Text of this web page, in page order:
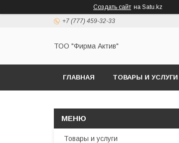
Создать сайт на Satu.kz
+7 (777) 459-32-33
ТОО "Фирма Актив"
ГЛАВНАЯ ТОВАРЫ И УСЛУГИ
Товары и услуги